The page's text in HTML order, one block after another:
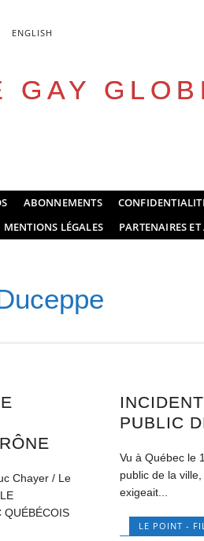
ENGLISH
GAY
ABONNEMENTS
MENTIONS LÉGALES PARTENAIRES
Chayer / Le
QUÉBÉCOIS
PUBLIC
Vu à Québec le
public de la
exigeait...
LE POINT -